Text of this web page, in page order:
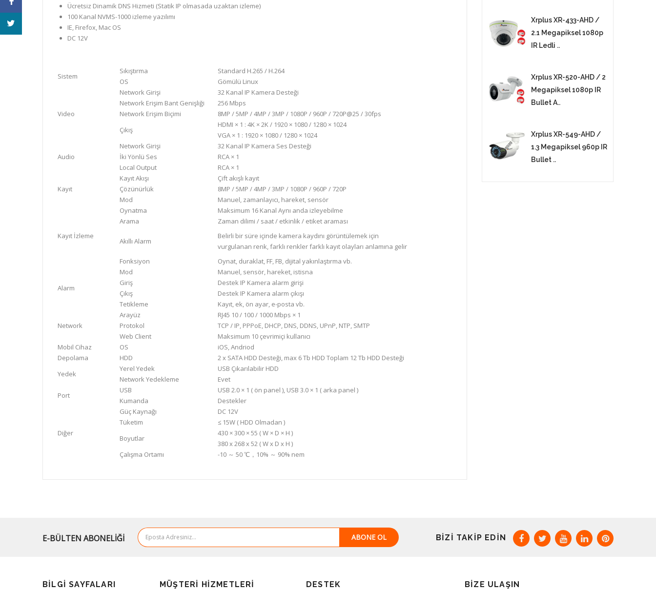
Ücretsiz Dinamik DNS Hizmeti (Statik IP olmasada uzaktan izleme)
100 Kanal NVMS-1000 izleme yazılımı
IE, Firefox, Mac OS
DC 12V
Sistem
Sıkıştırma
Standard H.265 / H.264
OS
Gömülü Linux
Video
Network Girişi
32 Kanal IP Kamera Desteği
Network Erişim Bant Genişliği
256 Mbps
Network Erişim Biçimi
8MP / 5MP / 4MP / 3MP / 1080P / 960P / 720P@25 / 30fps
Çıkış
HDMI × 1 : 4K × 2K / 1920 × 1080 / 1280 × 1024
VGA × 1 : 1920 × 1080 / 1280 × 1024
Audio
Network Girişi
32 Kanal IP Kamera Ses Desteği
İki Yönlü Ses
RCA × 1
Local Output
RCA × 1
Kayıt
Kayıt Akışı
Çift akışlı kayıt
Çözünürlük
8MP / 5MP / 4MP / 3MP / 1080P / 960P / 720P
Mod
Manuel, zamanlayıcı, hareket, sensör
Kayıt İzleme
Oynatma
Maksimum 16 Kanal Aynı anda izleyebilme
Arama
Zaman dilimi / saat / etkinlik / etiket araması
Akıllı Alarm
Belirli bir süre içinde kamera kaydını görüntülemek için
vurgulanan renk, farklı renkler farklı kayıt olayları anlamına gelir
Fonksiyon
Oynat, duraklat, FF, FB, dijital yakınlaştırma vb.
Alarm
Mod
Manuel, sensör, hareket, istisna
Giriş
Destek IP Kamera alarm girişi
Çıkış
Destek IP Kamera alarm çıkışı
Tetikleme
Kayıt, ek, ön ayar, e-posta vb.
Network
Arayüz
RJ45 10 / 100 / 1000 Mbps × 1
Protokol
TCP / IP, PPPoE, DHCP, DNS, DDNS, UPnP, NTP, SMTP
Web Client
Maksimum 10 çevrimiçi kullanıcı
Mobil Cihaz
OS
iOS, Andriod
Depolama
HDD
2 x SATA HDD Desteği, max 6 Tb HDD Toplam 12 Tb HDD Desteği
Yedek
Yerel Yedek
USB Çıkarılabilir HDD
Network Yedekleme
Evet
Port
USB
USB 2.0 × 1 ( ön panel ), USB 3.0 × 1 ( arka panel )
Kumanda
Destekler
Diğer
Güç Kaynağı
DC 12V
Tüketim
≤ 15W ( HDD Olmadan )
Boyutlar
430 × 300 × 55 ( W × D × H )
380 x 268 x 52 ( W x D x H )
Çalışma Ortamı
-10 ～ 50 ℃，10% ～ 90% nem
Xrplus XR-433-AHD /
2.1 Megapiksel 1080p
IR Ledli ..
Xrplus XR-520-AHD / 2
Megapiksel 1080p IR
Bullet A..
Xrplus XR-549-AHD /
1.3 Megapiksel 960p IR
Bullet ..
E-BÜLTEN ABONELİĞİ ABONE OL BIZI TAKIP EDIN
BILGI SAYFALARI MÜŞTERI HIZMETLERI DESTEK BIZE ULAŞIN